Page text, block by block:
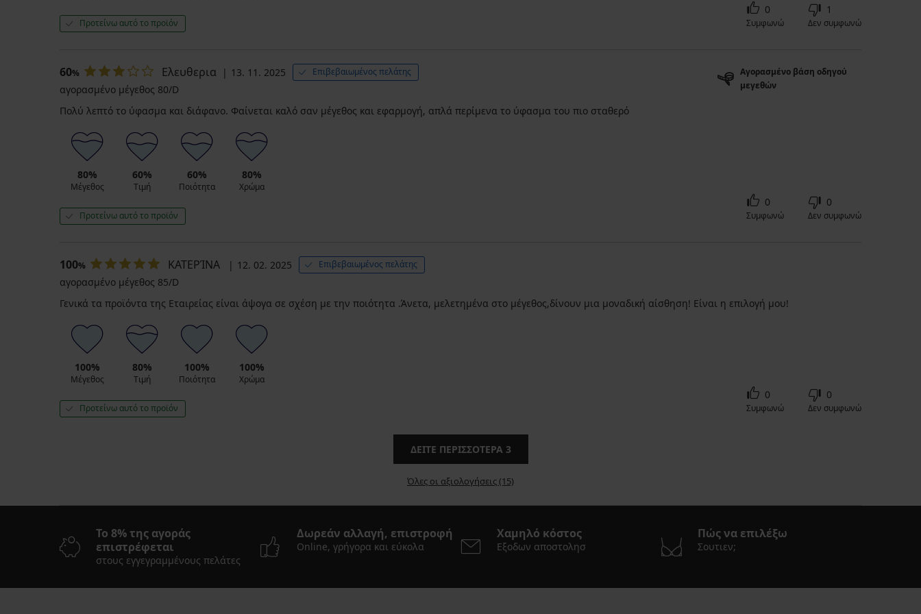
Προτείνω αυτό το προϊόν
0
Συμφωνώ
1
Δεν συμφωνώ
60% Ελευθερια 13. 11. 2025 Επιβεβαιωμένος πελάτης
Αγορασμένο βάση οδηγού
μεγεθών
αγορασμένο μέγεθος 80/D
Πολύ λεπτό το ύφασμα και διάφανο. Φαίνεται καλό σαν μέγεθος και εφαρμογή, απλά περίμενα το ύφασμα του πιο σταθερό
80%
Μέγεθος
60%
Τιμή
60%
Ποιότητα
80%
Χρώμα
Προτείνω αυτό το προϊόν
0
Συμφωνώ
0
Δεν συμφωνώ
100% ΚΑΤΕΡΊΝΑ 12. 02. 2025 Επιβεβαιωμένος πελάτης
αγορασμένο μέγεθος 85/D
Γενικά τα προϊόντα της Εταιρείας είναι άψογα σε σχέση με την ποιότητα .Άνετα, μελετημένα στο μέγεθος,δίνουν μια μοναδική αίσθηση! Είναι η επιλογή μου!
100%
Μέγεθος
80%
Τιμή
100%
Ποιότητα
100%
Χρώμα
Προτείνω αυτό το προϊόν
0
Συμφωνώ
0
Δεν συμφωνώ
ΔΕΊΤΕ ΠΕΡΙΣΣΌΤΕΡΑ 3
Όλες οι αξιολογήσεις (15)
Το 8% της αγοράς
επιστρέφεται
στους εγγεγραμμένους πελάτες
Δωρεάν αλλαγή, επιστροφή
Online, γρήγορα και εύκολα
Χαμηλό κόστος
Εξοδων αποστολησ
Πώς να επιλέξω
Σουτιεν;